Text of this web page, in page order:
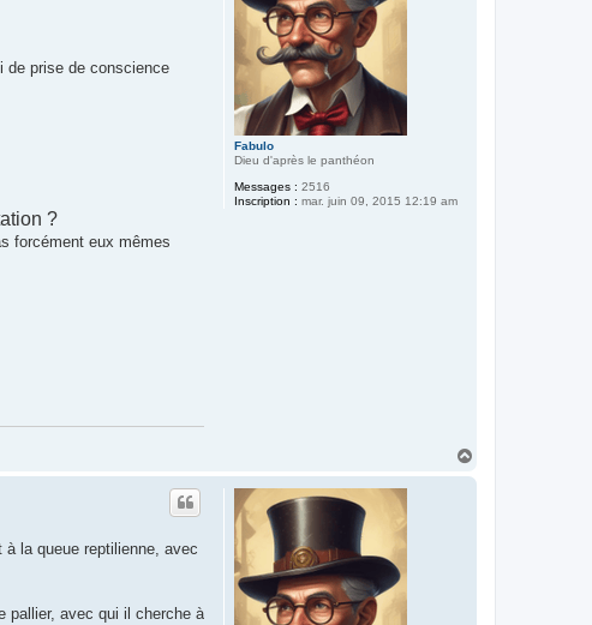
Fabulo
Dieu d'après le panthéon
Messages : 2516
Inscription : mar. juin 09, 2015 12:19 am
de prise de conscience
?
forcément eux mêmes
la queue reptilienne, avec
pallier, avec qui il cherche à